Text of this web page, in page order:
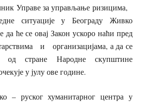
Управе за управљање ризицима,
ситуације у Београду Живко
да ће се овај Закон ускоро наћи пред
и организацијама, а да се
од стране Народне скупштине
у јулу ове године.
– руског хуманитарног центра у